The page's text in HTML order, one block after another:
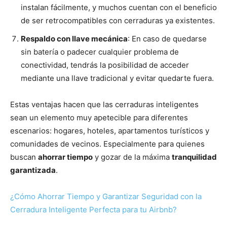
instalan fácilmente, y muchos cuentan con el beneficio
de ser retrocompatibles con cerraduras ya existentes.
Respaldo con llave mecánica: En caso de quedarse
sin batería o padecer cualquier problema de
conectividad, tendrás la posibilidad de acceder
mediante una llave tradicional y evitar quedarte fuera.
Estas ventajas hacen que las cerraduras inteligentes
sean un elemento muy apetecible para diferentes
escenarios: hogares, hoteles, apartamentos turísticos y
comunidades de vecinos. Especialmente para quienes
buscan ahorrar tiempo y gozar de la máxima tranquilidad
garantizada.
¿Cómo Ahorrar Tiempo y Garantizar Seguridad con la
Cerradura Inteligente Perfecta para tu Airbnb?